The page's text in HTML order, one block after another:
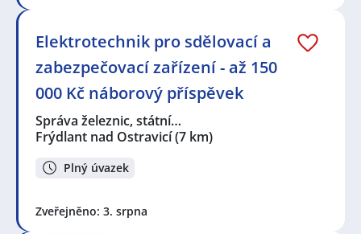
Elektrotechnik pro sdělovací a
zabezpečovací zařízení - až 150
000 Kč náborový příspěvek
Správa železnic, státní…
Frýdlant nad Ostravicí(7 km)
Plný úvazek
Zveřejněno: 3. srpna